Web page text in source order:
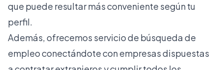
que puede resultar más conveniente según tu
perfil.
Además, ofrecemos servicio de búsqueda de
empleo conectándote con empresas dispuestas